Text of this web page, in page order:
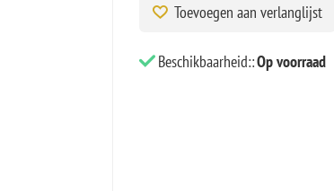
Toevoegen aan verlanglijst
Beschikbaarheid::Op voorraad